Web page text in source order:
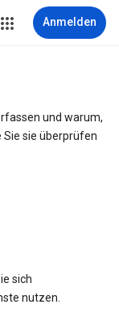
Anmelden
und warum,
sie überprüfen
sich
nutzen.